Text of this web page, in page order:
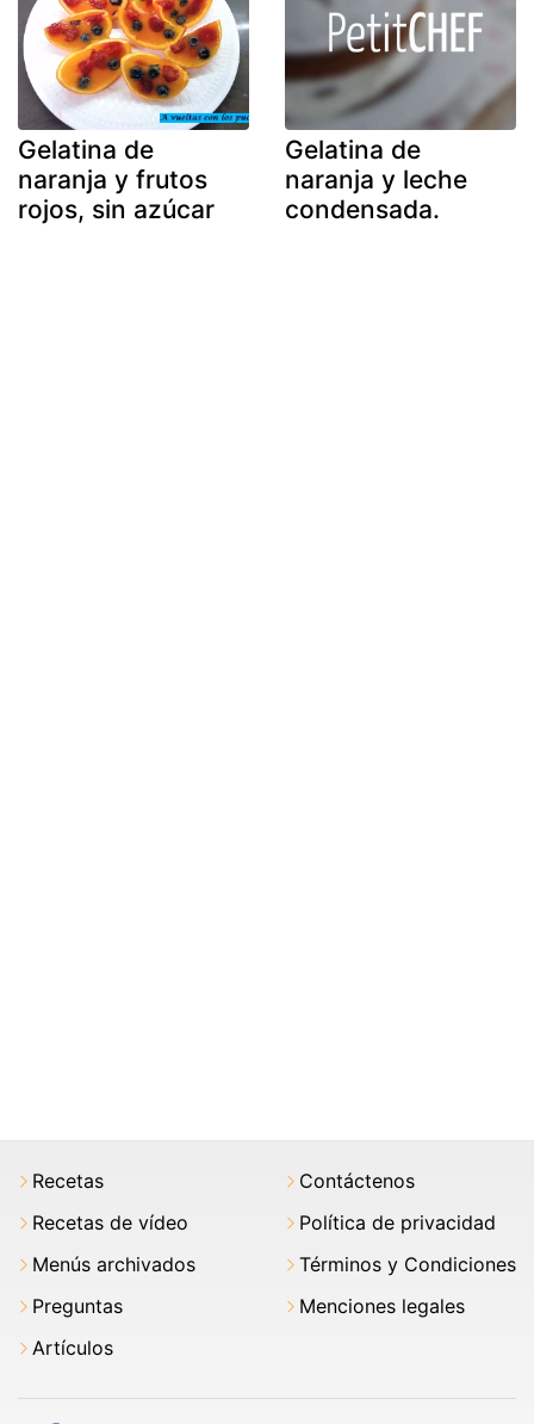
Gelatina de
naranja y frutos
rojos, sin azúcar
Gelatina de
naranja y leche
condensada.
Recetas
Recetas de vídeo
Menús archivados
Preguntas
Artículos
Contáctenos
Política de privacidad
Términos y Condiciones
Menciones legales